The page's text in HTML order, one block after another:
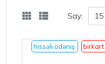
Say:
hissəli ödəniş birkart